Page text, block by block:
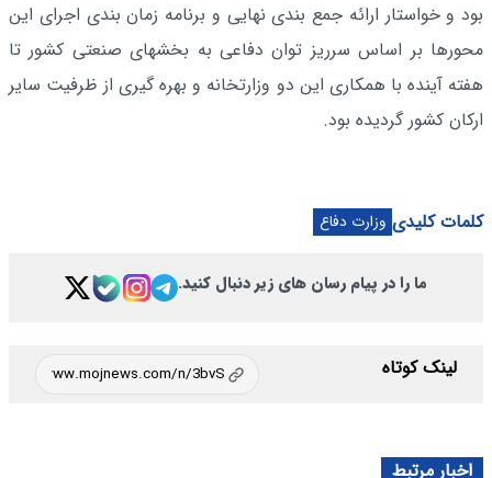
بود و خواستار ارائه جمع بندی نهایی و برنامه زمان بندی اجرای این
محورها بر اساس سرریز توان دفاعی به بخشهای صنعتی کشور تا
هفته آینده با همکاری این دو وزارتخانه و بهره گیری از ظرفیت سایر
ارکان کشور گردیده بود.
کلمات کلیدی وزارت دفاع
ما را در پیام رسان های زیر دنبال کنید.
لینک کوتاه
اخبار مرتبط